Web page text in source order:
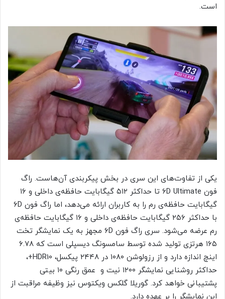
است.
یکی از تفاوت‌های این سری در بخش پیکربندی آن‌هاست. راگ
فون ۶D Ultimate تا حداکثر ۵۱۲ گیگابایت حافظه‌ی داخلی و ۱۶
گیگابایت حافظه‌ی رم را به کاربران ارائه می‌دهد، اما راگ فون ۶D
با حداکثر ۲۵۶ گیگابایت حافظه‌ی داخلی و ۱۶ گیگابایت حافظه‌ی
رم عرضه می‌شود. سری راگ فون ۶D مجهز به یک نمایشگر تخت
۱۶۵ هرتزی تولید شده توسط سامسونگ دیسپلی است که ۶.۷۸
اینچ اندازه دارد و از رزولوشن ۱۰۸۰ در ۲۴۴۸ پیکسل، HDR10+،
حداکثر روشنایی نمایشگر ۱۲۰۰ نیت و عمق رنگی ۱۰ بیتی
پشتیبانی خواهد کرد. گوریلا گلکس ویکتوس نیز وظیفه مراقبت از
این نمایشگر را بر عهده دارد.